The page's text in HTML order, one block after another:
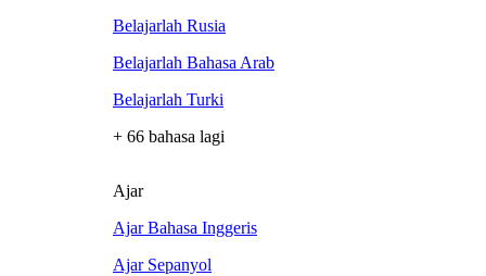
Belajarlah Rusia
Belajarlah Bahasa Arab
Belajarlah Turki
+ 66 bahasa lagi
Ajar
Ajar Bahasa Inggeris
Ajar Sepanyol